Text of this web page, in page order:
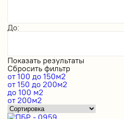
До:
Показать результаты
Сбросить фильтр
от 100 до 150м2
от 150 до 200м2
до 100 м2
от 200м2